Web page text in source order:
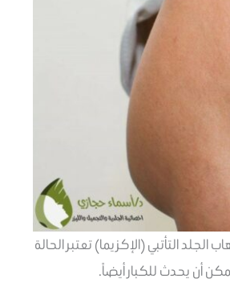
التأتبي (الإكزيما) تعتبر الحالة
أن يحدث للكبار أيضاً.